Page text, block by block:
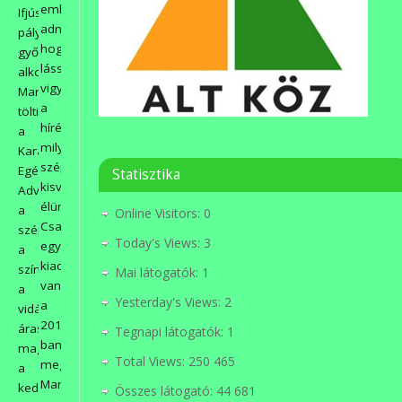
Ifjúsági
pályázatának
győztes
alkotásai
Martfűn
töltik
a
Karácsonyt.
Egész
Adventra
a
szépséget,
a
színeket,
a
vidámságot
árasztják
magukból
a
kedves
emléket
adni,
hogy
lássák,
vigyék
a
hírét,
milyen
szép
kisvárosban
élünk.
Csak
egy
kiadvány
van,
a
2016-
ban
megjelent
Martfű,
Statisztika
Online Visitors: 0
Today's Views: 3
Mai látogatók: 1
Yesterday's Views: 2
Tegnapi látogatók: 1
Total Views: 250 465
Összes látogató: 44 681